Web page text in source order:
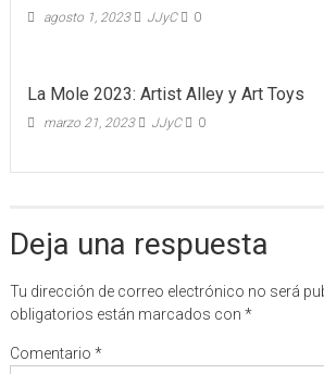
agosto 1, 2023 JJyC 0
La Mole 2023: Artist Alley y Art Toys
marzo 21, 2023 JJyC 0
Deja una respuesta
Tu dirección de correo electrónico no será
obligatorios están marcados con *
Comentario *